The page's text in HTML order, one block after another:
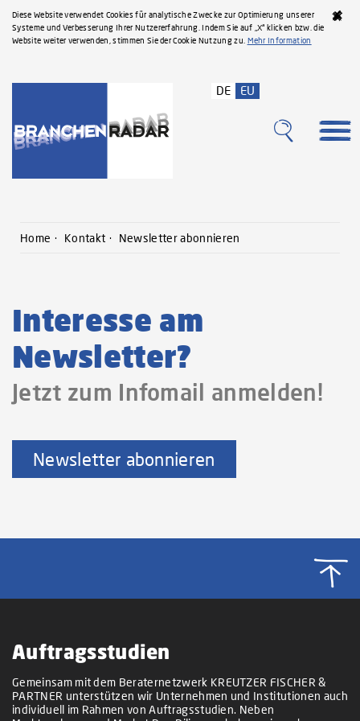
Diese Website verwendet Cookies für analytische Zwecke zur Optimierung unserer
Systeme und Verbesserung Ihrer Nutzererfahrung. Indem Sie auf „X“ klicken bzw. die
Website weiter verwenden, stimmen Sie der Cookie Nutzung zu. Mehr Information
DE EU
Home Kontakt Newsletter abonnieren
Interesse am
Newsletter?
Jetzt zum Infomail anmelden!
Newsletter abonnieren
Auftragsstudien
Gemeinsam mit dem Beraternetzwerk KREUTZER FISCHER &
PARTNER unterstützen wir Unternehmen und Institutionen auch
individuell im Rahmen von Auftragsstudien. Neben